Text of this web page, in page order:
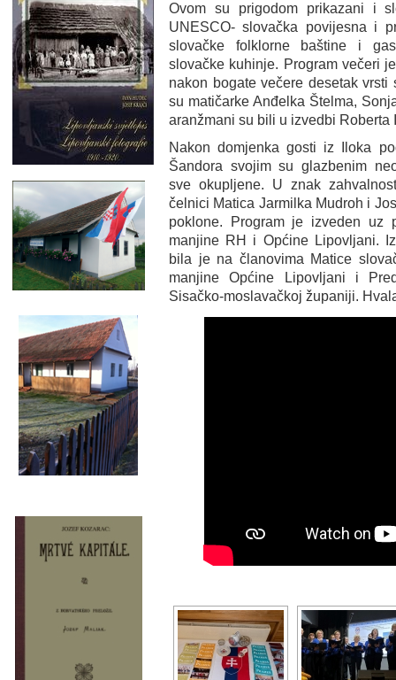
Ovom su prigodom prikazani i
UNESCO- slovačka povijesna i
slovačke folklorne baštine i
slovačke kuhinje. Program večeri
nakon bogate večere desetak
su matičarke Anđelka Štelma,
aranžmani su bili u izvedbi Roberta
Nakon domjenka gosti iz Iloka
Šandora svojim su glazbenim
sve okupljene. U znak
čelnici Matica Jarmilka Mudroh i
poklone. Program je izveden uz
manjine RH i Općine Lipovljani.
bila je na članovima Matice
manjine Općine Lipovljani i
Sisačko-moslavačkoj županiji.